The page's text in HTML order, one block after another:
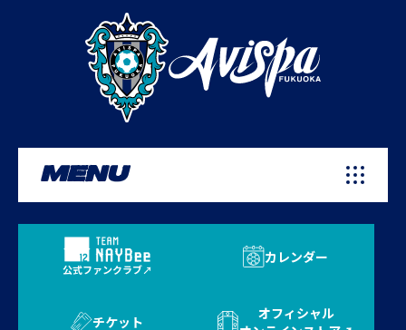
MENU
公式ファンクラブ
カレンダー
チケット
オフィシャル